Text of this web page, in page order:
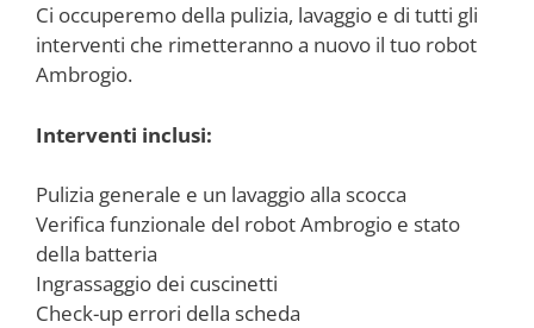
Ci occuperemo della pulizia, lavaggio e di tutti gli
interventi che rimetteranno a nuovo il tuo robot
Ambrogio.
Interventi inclusi:
Pulizia generale e un lavaggio alla scocca
Verifica funzionale del robot Ambrogio e stato
della batteria
Ingrassaggio dei cuscinetti
Check-up errori della scheda